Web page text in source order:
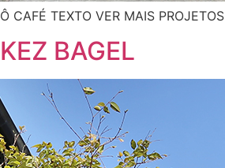
Ô CAFÉ TEXTO VER MAIS PROJETOS
KEZ BAGEL